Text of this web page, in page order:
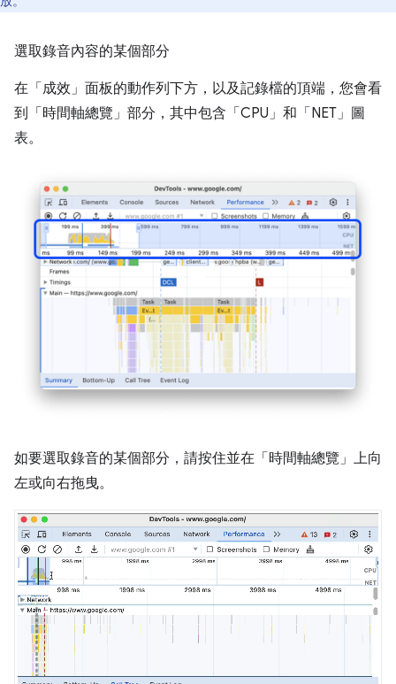
選取錄音內容的某個部分
在「成效」 面板的動作列下方，以及記錄檔的頂端，您會看
到「時間軸總覽」 部分，其中包含「CPU」 和「NET」 圖
表。
如要選取錄音的某個部分，請按住並在「時間軸總覽」 上向
左或向右拖曳。